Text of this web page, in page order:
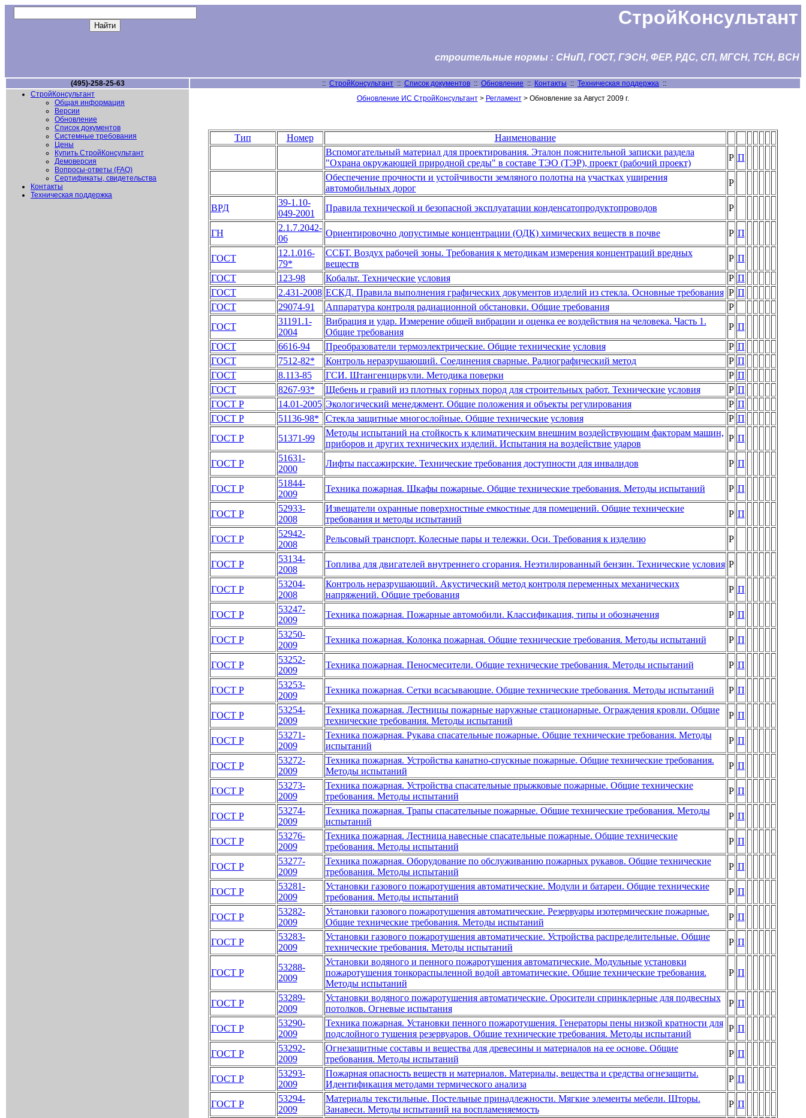
СтройКонсультант
строительные нормы : СНиП, ГОСТ, ГЭСН, ФЕР, РДС, СП, МГСН, ТСН, ВСН
(495)-258-25-63 :: СтройКонсультант :: Список документов :: Обновление :: Контакты :: Техническая поддержка ::
СтройКонсультант
Общая информация
Версии
Обновление
Список документов
Системные требования
Цены
Купить СтройКонсультант
Демоверсия
Вопросы-ответы (FAQ)
Сертификаты, свидетельства
Контакты
Техническая поддержка
Обновление ИС СтройКонсультант> Регламент> Обновление за Август 2009 г.
Тип Номер
Наименование
Вспомогательный материал для проектирования. Эталон пояснительной записки раздела
"Охрана окружающей природной среды" в составе ТЭО (ТЭР), проект (рабочий проект)
Р П
Обеспечение прочности и устойчивости земляного полотна на участках уширения
автомобильных дорог
Р
ВРД
39-1.10-
049-2001
Правила технической и безопасной эксплуатации конденсатопродуктопроводов Р
ГН
2.1.7.2042-
06
Ориентировочно допустимые концентрации (ОДК) химических веществ в почве Р П
ГОСТ
12.1.016-
79*
ССБТ. Воздух рабочей зоны. Требования к методикам измерения концентраций вредных
веществ
Р П
ГОСТ
123-98 Кобальт. Технические условия Р П
ГОСТ
2.431-2008 ЕСКД. Правила выполнения графических документов изделий из стекла. Основные требования Р П
ГОСТ
29074-91 Аппаратура контроля радиационной обстановки. Общие требования
Р
ГОСТ
31191.1-
2004
Вибрация и удар. Измерение общей вибрации и оценка ее воздействия на человека. Часть 1.
Общие требования
Р П
ГОСТ
6616-94 Преобразователи термоэлектрические. Общие технические условия Р П
ГОСТ
7512-82* Контроль неразрушающий. Соединения сварные. Радиографический метод Р П
ГОСТ
8.113-85 ГСИ. Штангенциркули. Методика поверки Р П
ГОСТ
8267-93* Щебень и гравий из плотных горных пород для строительных работ. Технические условия Р П
ГОСТ Р
14.01-2005 Экологический менеджмент. Общие положения и объекты регулирования Р П
ГОСТ Р
51136-98* Стекла защитные многослойные. Общие технические условия Р П
ГОСТ Р
51371-99
Методы испытаний на стойкость к климатическим внешним воздействующим факторам машин,
приборов и других технических изделий. Испытания на воздействие ударов
Р П
ГОСТ Р
51631-
2000
Лифты пассажирские. Технические требования доступности для инвалидов Р П
ГОСТ Р
51844-
2009
Техника пожарная. Шкафы пожарные. Общие технические требования. Методы испытаний Р П
ГОСТ Р
52933-
2008
Извещатели охранные поверхностные емкостные для помещений. Общие технические
требования и методы испытаний
Р П
ГОСТ Р
52942-
2008
Рельсовый транспорт. Колесные пары и тележки. Оси. Требования к изделию Р
ГОСТ Р
53134-
2008
Топлива для двигателей внутреннего сгорания. Неэтилированный бензин. Технические условия Р
ГОСТ Р
53204-
2008
Контроль неразрушающий. Акустический метод контроля переменных механических
напряжений. Общие требования
Р П
ГОСТ Р
53247-
2009
Техника пожарная. Пожарные автомобили. Классификация, типы и обозначения Р П
ГОСТ Р
53250-
2009
Техника пожарная. Колонка пожарная. Общие технические требования. Методы испытаний Р П
ГОСТ Р
53252-
2009
Техника пожарная. Пеносмесители. Общие технические требования. Методы испытаний Р П
ГОСТ Р
53253-
2009
Техника пожарная. Сетки всасывающие. Общие технические требования. Методы испытаний Р П
ГОСТ Р
53254-
2009
Техника пожарная. Лестницы пожарные наружные стационарные. Ограждения кровли. Общие
технические требования. Методы испытаний
Р П
ГОСТ Р
53271-
2009
Техника пожарная. Рукава спасательные пожарные. Общие технические требования. Методы
испытаний
Р П
ГОСТ Р
53272-
2009
Техника пожарная. Устройства канатно-спускные пожарные. Общие технические требования.
Методы испытаний
Р П
ГОСТ Р
53273-
2009
Техника пожарная. Устройства спасательные прыжковые пожарные. Общие технические
требования. Методы испытаний
Р П
ГОСТ Р
53274-
2009
Техника пожарная. Трапы спасательные пожарные. Общие технические требования. Методы
испытаний
Р П
ГОСТ Р
53276-
2009
Техника пожарная. Лестница навесные спасательные пожарные. Общие технические
требования. Методы испытаний
Р П
ГОСТ Р
53277-
2009
Техника пожарная. Оборудование по обслуживанию пожарных рукавов. Общие технические
требования. Методы испытаний
Р П
ГОСТ Р
53281-
2009
Установки газового пожаротушения автоматические. Модули и батареи. Общие технические
требования. Методы испытаний
Р П
ГОСТ Р
53282-
2009
Установки газового пожаротушения автоматические. Резервуары изотермические пожарные.
Общие технические требования. Методы испытаний
Р П
ГОСТ Р
53283-
2009
Установки газового пожаротушения автоматические. Устройства распределительные. Общие
технические требования. Методы испытаний
Р П
ГОСТ Р
53288-
2009
Установки водяного и пенного пожаротушения автоматические. Модульные установки
пожаротушения тонкораспыленной водой автоматические. Общие технические требования.
Методы испытаний
Р П
ГОСТ Р
53289-
2009
Установки водяного пожаротушения автоматические. Оросители спринклерные для подвесных
потолков. Огневые испытания
Р П
ГОСТ Р
53290-
2009
Техника пожарная. Установки пенного пожаротушения. Генераторы пены низкой кратности для
подслойного тушения резервуаров. Общие технические требования. Методы испытаний
Р П
ГОСТ Р
53292-
2009
Огнезащитные составы и вещества для древесины и материалов на ее основе. Общие
требования. Методы испытаний
Р П
ГОСТ Р
53293-
2009
Пожарная опасность веществ и материалов. Материалы, вещества и средства огнезащиты.
Идентификация методами термического анализа
Р П
ГОСТ Р
53294-
2009
Материалы текстильные. Постельные принадлежности. Мягкие элементы мебели. Шторы.
Занавеси. Методы испытаний на воспламеняемость
Р П